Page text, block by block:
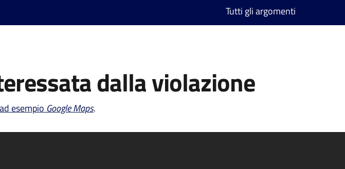
Tutti gli argomenti
dalla violazione
esempio Google Maps.